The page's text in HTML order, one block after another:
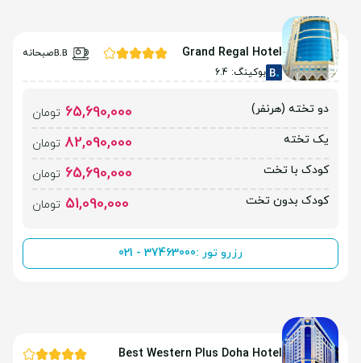
Grand Regal Hotel
صبحانه
بوکینگ: 6.4
دو تخته (هرنفر) 65,690,000 تومان
یک تخته
82,090,000 تومان
کودک با تخت
65,690,000 تومان
کودک بدون تخت
51,090,000 تومان
رزرو تور :021 - 37463000
Best Western Plus Doha Hotel